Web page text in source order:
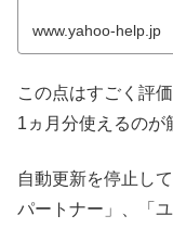
www.yahoo-help.jp
この点はすごく評
1ヵ月分使えるのが
自動更新を停止し
パートナー」、「